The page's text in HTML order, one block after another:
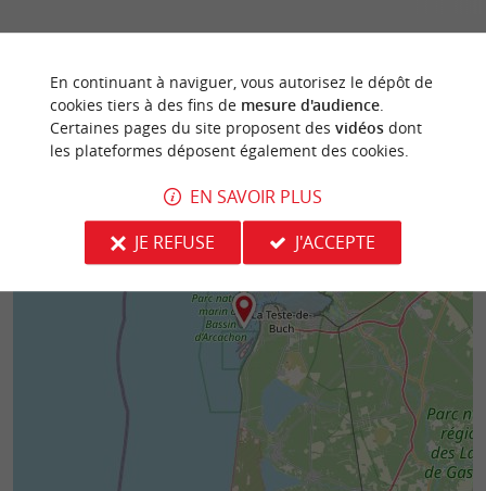
En continuant à naviguer, vous autorisez le dépôt de
cookies tiers à des fins de mesure d'audience.
Certaines pages du site proposent des vidéosdont
les plateformes déposent également des cookies.
EN SAVOIR PLUS
JE REFUSE
J'ACCEPTE